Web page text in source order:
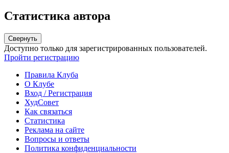
Статистика автора
Свернуть
Доступно только для зарегистрированных пользователей.
Пройти регистрацию
Правила Клуба
О Клубе
Вход / Регистрация
ХудСовет
Как связаться
Статистика
Реклама на сайте
Вопросы и ответы
Политика конфиденциальности